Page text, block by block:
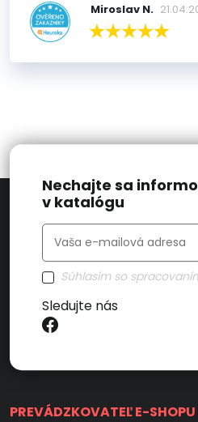
Miroslav N.
Nechajte sa
v katalógu
Súhlasím so
Sledujte nás
PREVÁDZKOVATEĽ E-SHOPU